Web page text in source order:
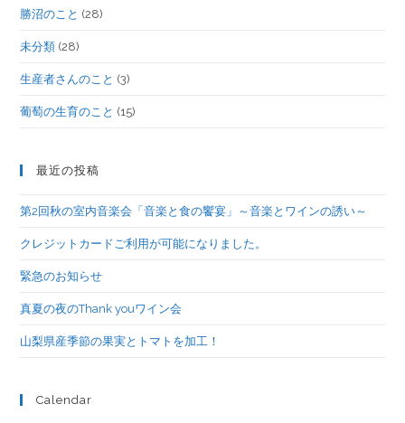
勝沼のこと (28)
未分類 (28)
生産者さんのこと (3)
葡萄の生育のこと (15)
最近の投稿
第2回秋の室内音楽会「音楽と食の饗宴」～音楽とワインの誘い～
クレジットカードご利用が可能になりました。
緊急のお知らせ
真夏の夜のThank youワイン会
山梨県産季節の果実とトマトを加工！
Calendar